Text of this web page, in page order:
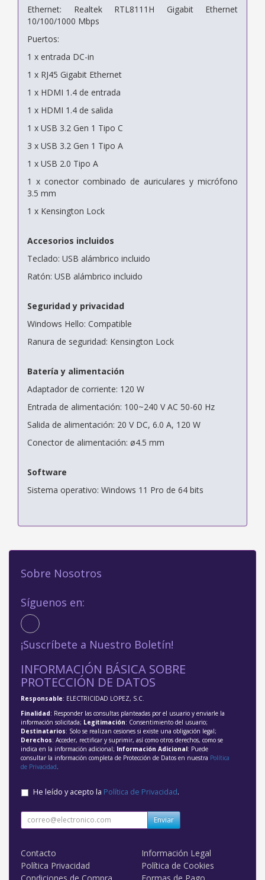
Ethernet: Realtek RTL8111H Gigabit Ethernet
10/100/1000 Mbps
Puertos:
1 x entrada DC-in
1 x RJ45 Gigabit Ethernet
1 x HDMI 1.4 de entrada
1 x HDMI 1.4 de salida
1 x USB 3.2 Gen 1 Tipo C
3 x USB 3.2 Gen 1 Tipo A
1 x USB 2.0 Tipo A
1 x conector combinado de auriculares y micrófono
3.5 mm
1 x Kensington Lock
Accesorios incluidos
Teclado: USB alámbrico incluido
Ratón: USB alámbrico incluido
Seguridad y privacidad
Windows Hello: Compatible
Ranura de seguridad: Kensington Lock
Batería y alimentación
Adaptador de corriente: 120 W
Entrada de alimentación: 100~240 V AC 50-60 Hz
Salida de alimentación: 20 V DC, 6.0 A, 120 W
Conector de alimentación: ø4.5 mm
Software
Sistema operativo: Windows 11 Pro de 64 bits
Sobre Nosotros
Síguenos en:
¡Suscríbete a Nuestro Boletín!
INFORMACIÓN BÁSICA SOBRE
PROTECCIÓN DE DATOS
Responsable: ELECTRICIDAD LOPEZ, S.C.
Finalidad: Responder las consultas planteadas por el usuario y enviarle la
información solicitada; Legitimación: Consentimiento del usuario;
Destinatarios: Solo se realizan cesiones si existe una obligación legal;
Derechos: Acceder, rectificar y suprimir, así como otros derechos, como se
indica en la información adicional; Información Adicional: Puede
consultar la información completa de Protección de Datos en nuestra Política
de Privacidad
He leído y acepto la Política de Privacidad.
Enviar
Contacto
Información Legal
Política Privacidad
Política de Cookies
Condiciones de Compra
Formas de Pago